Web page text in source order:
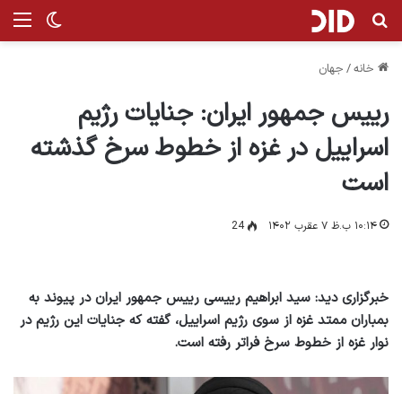
تغییر جستجو برای
خانه/ جهان
رییس جمهور ایران: جنایات رژیم
اسراییل در غزه از خطوط سرخ گذشته
است
۱۰:۱۴ ب.ظ ۷ عقرب ۱۴۰۲ 24
خبرگزاری دید: سید ابراهیم رییسی رییس جمهور ایران در پیوند به
بمباران ممتد غزه از سوی رژیم اسراییل، گفته که جنایات این رژیم در
نوار غزه از خطوط سرخ فراتر رفته است.